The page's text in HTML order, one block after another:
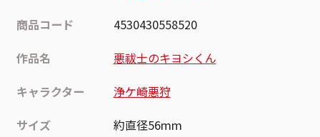
商品コード
4530430558520
作品名
悪祓士のキヨシくん
キャラクター
浄ケ崎悪狩
サイズ
約直径56mm